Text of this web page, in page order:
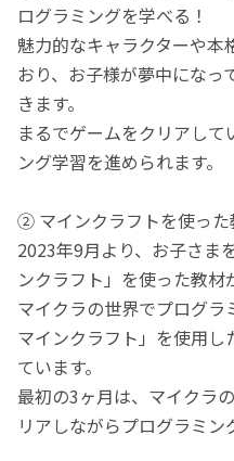
ログラミングを学べる！
魅力的なキャラクターや本
おり、お子様が夢中になっ
きます。
まるでゲームをクリアし
ング学習を進められます。
② マインクラフトを使った
2023年9月より、お子さま
ンクラフト」を使った教材
マイクラの世界でプログ
マインクラフト」を使用
ています。
最初の3ヶ月は、マイクラ
リアしながらプログラミン